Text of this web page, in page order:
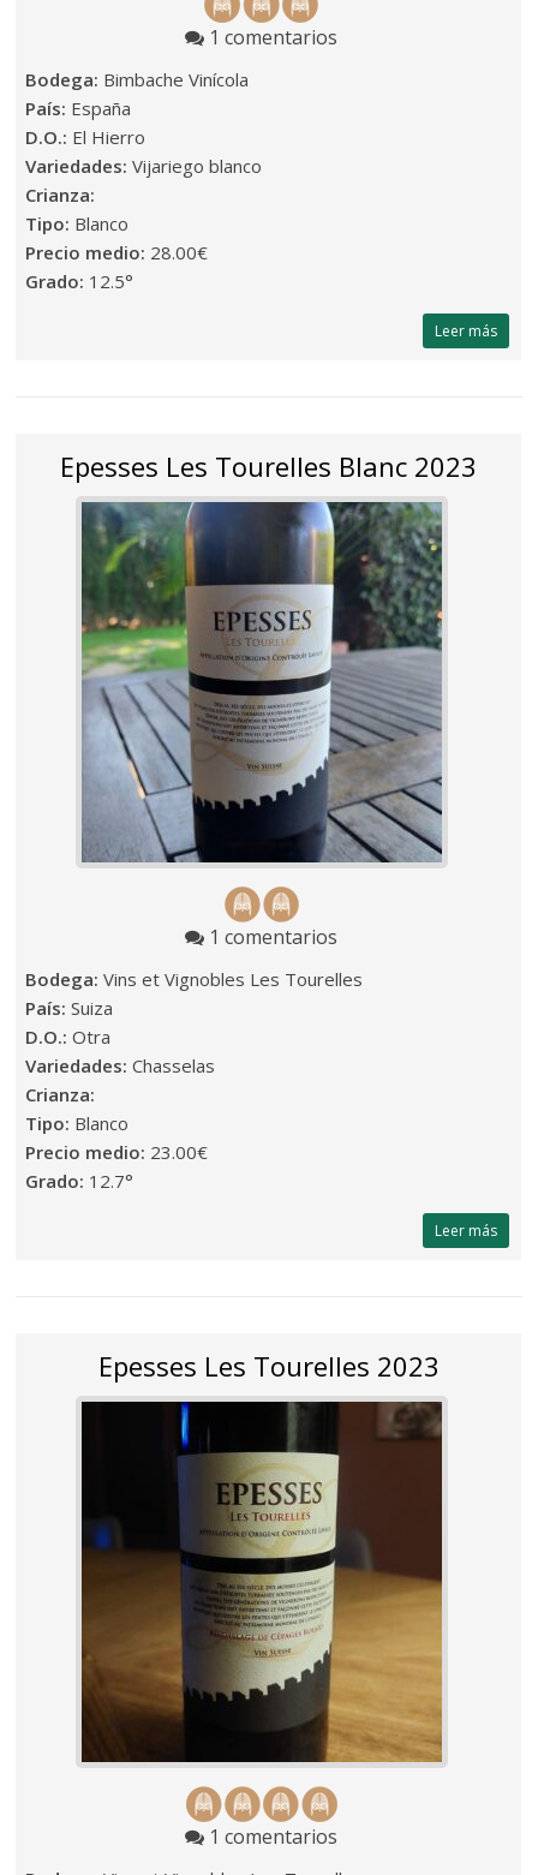
1 comentarios
Bodega: Bimbache Vinícola
País: España
D.O.: El Hierro
Variedades:Vijariego blanco
Crianza:
Tipo: Blanco
Precio medio: 28.00€
Grado: 12.5°
Leer más
Epesses Les Tourelles Blanc 2023
1 comentarios
Bodega:Vins et Vignobles Les Tourelles
País:Suiza
D.O.:Otra
Variedades:Chasselas
Crianza:
Tipo: Blanco
Precio medio: 23.00€
Grado: 12.7°
Leer más
Epesses Les Tourelles 2023
1 comentarios